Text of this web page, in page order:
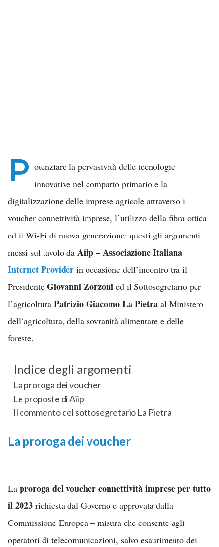
P otenziare la pervasività delle tecnologie
innovative nel comparto primario e la
digitalizzazione delle imprese agricole attraverso i
voucher connettività imprese, l’utilizzo della fibra ottica
ed il Wi-Fi di nuova generazione: questi gli argomenti
messi sul tavolo da Aiip – Associazione Italiana
Internet Providerin occasione dell’incontro tra il
Presidente Giovanni Zorzoni ed il Sottosegretario per
l’agricoltura Patrizio Giacomo La Pietra al Ministero
dell’agricoltura, della sovranità alimentare e delle
foreste.
Indice degli argomenti
La proroga dei voucher
Le proposte di Aiip
Il commento del sottosegretario La Pietra
La proroga dei voucher
La proroga del voucher connettività imprese per tutto
il 2023 richiesta dal Governo e approvata dalla
Commissione Europea – misura che consente agli
operatori di telecomunicazioni, salvo esaurimento dei